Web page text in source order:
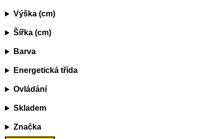
Výška (cm)
Šířka (cm)
Barva
Energetická třída
Ovládání
Skladem
Značka